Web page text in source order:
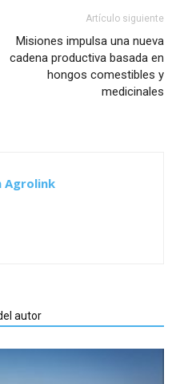
Artículo siguiente
Misiones impulsa una nueva
cadena productiva basada en
hongos comestibles y
medicinales
Agrolink
autor